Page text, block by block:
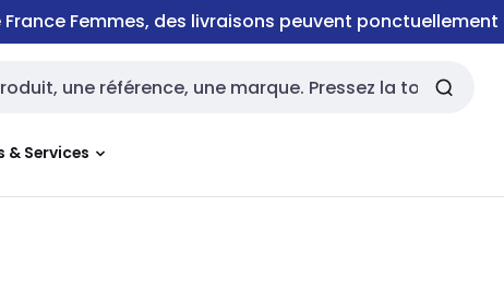
France Femmes, des livraisons peuvent
recherche
& Services